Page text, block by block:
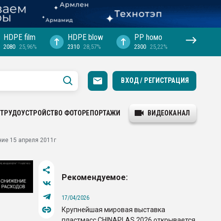
HDPE film
2080 25,96%
HDPE blow
2310 28,57%
PP hомо
2300 25,22%
ВХОД / РЕГИСТРАЦИЯ
ТРУДОУСТРОЙСТВО ФОТОРЕПОРТАЖИ ВИДЕОКАНАЛ
15 апреля 2011г
Рекомендуемое:
17/04/2026
Крупнейшая мировая выставка